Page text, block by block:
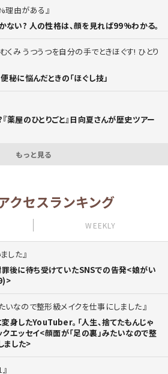
理由がある
ない? 人の性格は、顔を見れば99%わかる。
くみ うつうつを自分の手でときほぐす! ひとり
秘に悩んだときの「ほぐし技」
『薬屋のひとりごと』日向夏さんが歴史ツアー
もっと見る
クセスランキング
WEEKLY
した
罪後に待ち受けていたSNSでの告発<娘がい
いなので整形級メイクを仕事にしました
変身したYouTuber。「人生、捨てたもんじゃ
クエッセイ<顔面が「足の裏」みたいなので整
ました>